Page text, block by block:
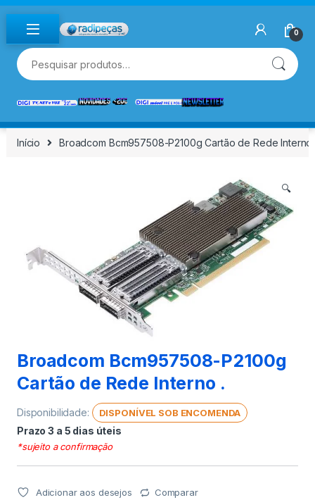
Skip to navigation
Skip to content
0
Pesquisar por:
Início Broadcom Bcm957508-P2100g Cartão de Rede Interno
🔍
Broadcom Bcm957508-P2100g
Cartão de Rede Interno .
Disponibilidade: DISPONÍVEL SOB ENCOMENDA
Prazo 3 a 5 dias úteis
*sujeito a confirmação
Adicionar aos desejos Comparar